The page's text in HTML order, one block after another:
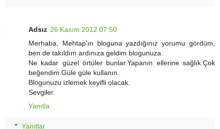
Adsız 26 Kasım 2012 07:50
Merhaba, Mehtap'ın bloguna yazdığınız yorumu gördüm,
ben de takıldım ardınıza geldim blogunuza.
Ne kadar güzel örtüler bunlar.Yapanın ellerine sağlık.Çok
beğendim.Güle güle kullanın.
Blogunuzu izlemek keyifli olacak.
Sevgiler.
Yanıtla
Yanıtlar